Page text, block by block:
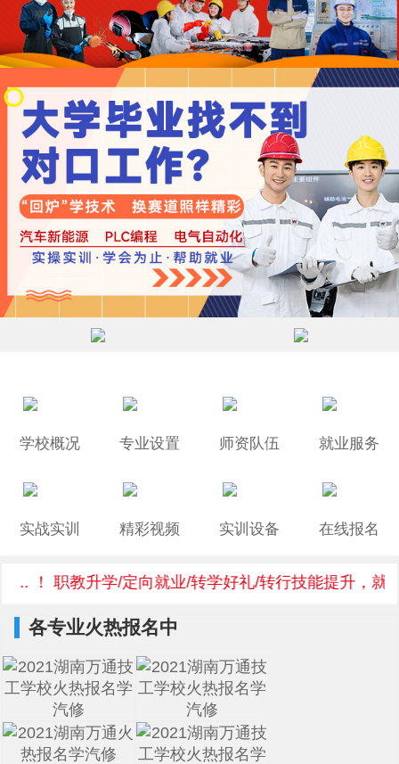
学校概况 专业设置 师资队伍 就业服务
实战实训 精彩视频 实训设备 在线报名
职教升学/定向就业/转学好礼/转行技能提升，就选湖
各专业火热报名中